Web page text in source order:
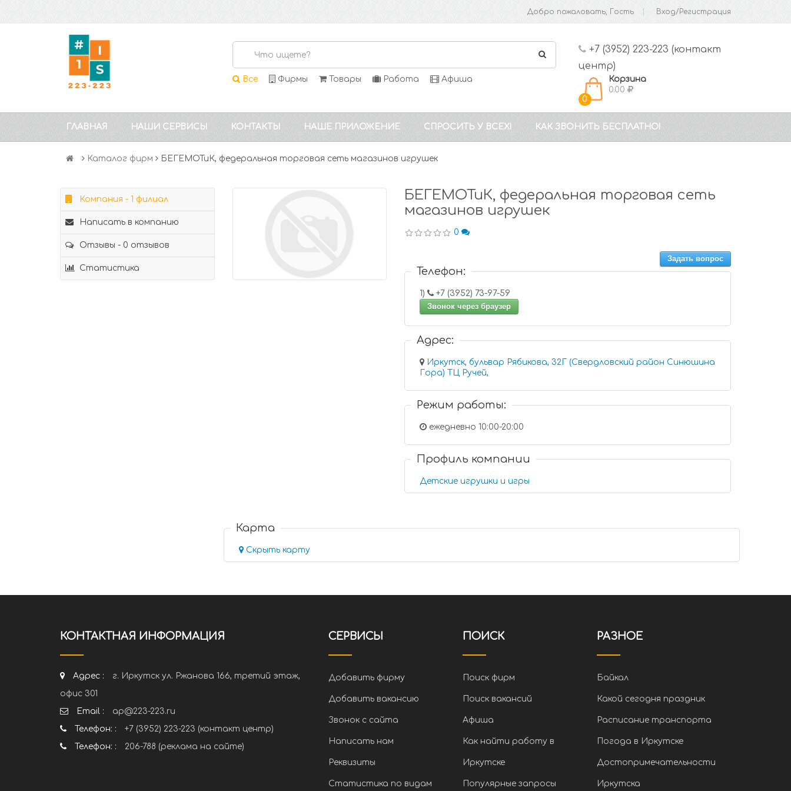
Добро пожаловать, Гость Вход/Регистрация
Все Фирмы Товары Работа Афиша
+7 (3952) 223-223 (контакт
центр)
0
Корзина
0.00
ГЛАВНАЯ НАШИ СЕРВИСЫ КОНТАКТЫ НАШЕ ПРИЛОЖЕНИЕ СПРОСИТЬ У ВСЕХ! КАК ЗВОНИТЬ БЕСПЛАТНО!
Каталог фирм БЕГЕМОТиК, федеральная торговая сеть магазинов игрушек
Компания - 1 филиал
Написать в компанию
Отзывы - 0 отзывов
Статистика
БЕГЕМОТиК, федеральная торговая сеть
магазинов игрушек
0
Задать вопрос
Телефон:
1)
+7 (3952) 73-97-59
Звонок через браузер
Адрес:
Иркутск, бульвар Рябикова, 32Г (Свердловский район Синюшина
Гора) ТЦ Ручей,
Режим работы:
ежедневно 10:00-20:00
Профиль компании
Детские игрушки и игры
Карта
Скрыть карту
КОНТАКТНАЯ ИНФОРМАЦИЯ
Адрес :
г. Иркутск ул. Ржанова 166, третий этаж,
офис 301
Email :
ap@223-223.ru
Телефон: :
+7 (3952) 223-223 (контакт центр)
Телефон: :
206-788 (реклама на сайте)
СЕРВИСЫ
Добавить фирму
Добавить вакансию
Звонок с сайта
Написать нам
Реквизиты
Статистика по видам
ПОИСК
Поиск фирм
Поиск вакансий
Афиша
Как найти работу в
Иркутске
Популярные запросы
РАЗНОЕ
Байкал
Какой сегодня праздник
Расписание транспорта
Погода в Иркутске
Достопримечательности
Иркутска